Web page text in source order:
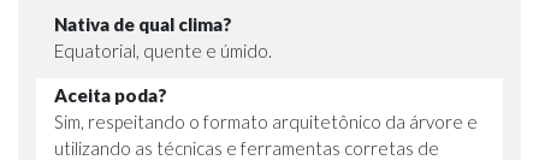
Nativa de qual clima?
Equatorial, quente e úmido.
Aceita poda?
Sim, respeitando o formato arquitetônico da árvore e
utilizando as técnicas e ferramentas corretas de